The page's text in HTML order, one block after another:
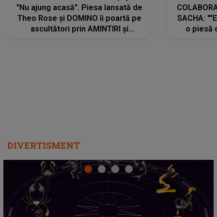
"Nu ajung acasă". Piesa lansată de
Theo Rose și DOMINO îi poartă pe
ascultători prin AMINTIRI și
SACHA:
o piesă
DIVERTISMENT